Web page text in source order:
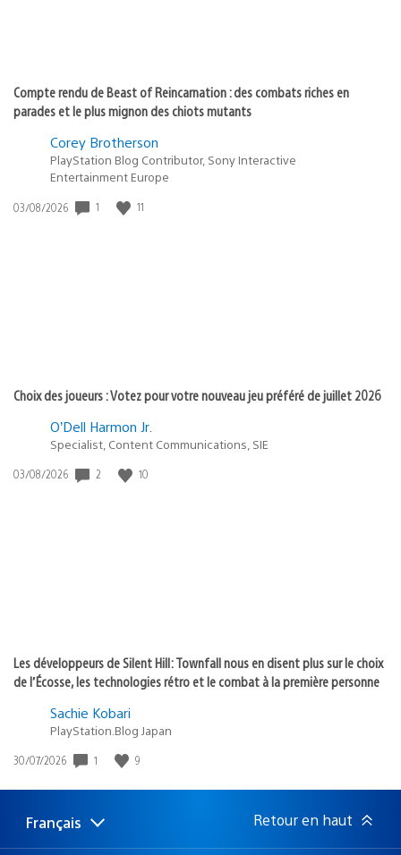
Compte rendu de Beast of Reincarnation : des combats riches en
parades et le plus mignon des chiots mutants
Corey Brotherson
PlayStation Blog Contributor, Sony Interactive
Entertainment Europe
Date
03/08/2026 1 11
Choix des joueurs : Votez pour votre nouveau jeu préféré de juillet 2026
O’Dell Harmon Jr.
Specialist, Content Communications, SIE
Date
03/08/2026 2 10
Les développeurs de Silent Hill: Townfall nous en disent plus sur le choix
de l’Écosse, les technologies rétro et le combat à la première personne
Sachie Kobari
PlayStation.Blog Japan
Date
publication
30/07/2026 1 9
Choisir
une
Région
actuelle
Français Retour en haut